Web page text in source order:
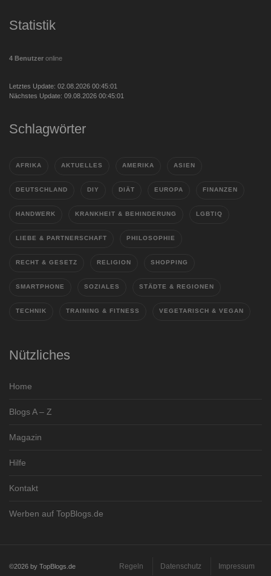
Statistik
4 Benutzer online
Letztes Update: 02.08.2026 00:45:01
Nächstes Update: 09.08.2026 00:45:01
Schlagwörter
AFRIKA AKTUELLES AMERIKA ASIEN
DEUTSCHLAND DIY DIÄT EUROPA FINANZEN
HANDWERK KRANKHEIT & BEHINDERUNG LGBTIQ
LIEBE & PARTNERSCHAFT PHILOSOPHIE
RECHT & GESETZ RELIGION SHOPPING
SMARTPHONE SOZIALES STÄDTE & REGIONEN
TECHNIK TRAINING & FITNESS VEGETARISCH & VEGAN
Nützliches
Home
Blogs A – Z
Magazin
Hilfe
Kontakt
Werben auf TopBlogs.de
©2026 by TopBlogs.de Regeln Datenschutz Impressum